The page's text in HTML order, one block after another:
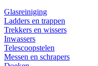
Glasreiniging
Ladders en trappen
Trekkers en wissers
Inwassers
Telescoopstelen
Messen en schrapers